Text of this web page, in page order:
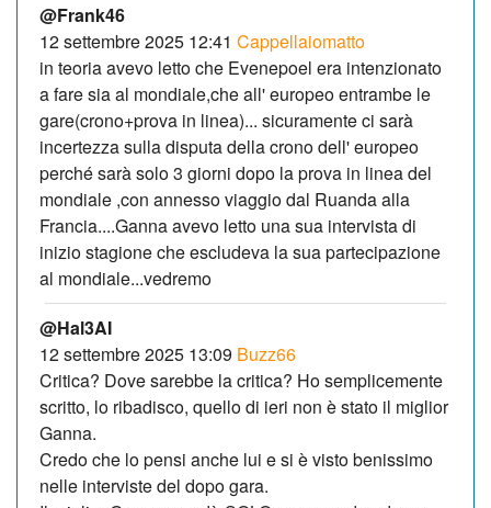
@Frank46
12 settembre 2025 12:41 Cappellaiomatto
in teoria avevo letto che Evenepoel era intenzionato
a fare sia al mondiale,che all' europeo entrambe le
gare(crono+prova in linea)... sicuramente ci sarà
incertezza sulla disputa della crono dell' europeo
perché sarà solo 3 giorni dopo la prova in linea del
mondiale ,con annesso viaggio dal Ruanda alla
Francia....Ganna avevo letto una sua intervista di
inizio stagione che escludeva la sua partecipazione
al mondiale...vedremo
@Hal3AI
12 settembre 2025 13:09 Buzz66
Critica? Dove sarebbe la critica? Ho semplicemente
scritto, lo ribadisco, quello di ieri non è stato il miglior
Ganna.
Credo che lo pensi anche lui e si è visto benissimo
nelle interviste del dopo gara.